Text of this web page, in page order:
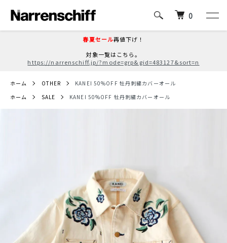
春夏セール再値下げ！
対象一覧はこちら。
https://narrenschiff.jp/?mode=grp&gid=483127&sort=n
0
ホーム OTHER
KANEI 50%OFF 牡丹刺繍カバーオール
ホーム
SALE KANEI 50%OFF 牡丹刺繍カバーオール